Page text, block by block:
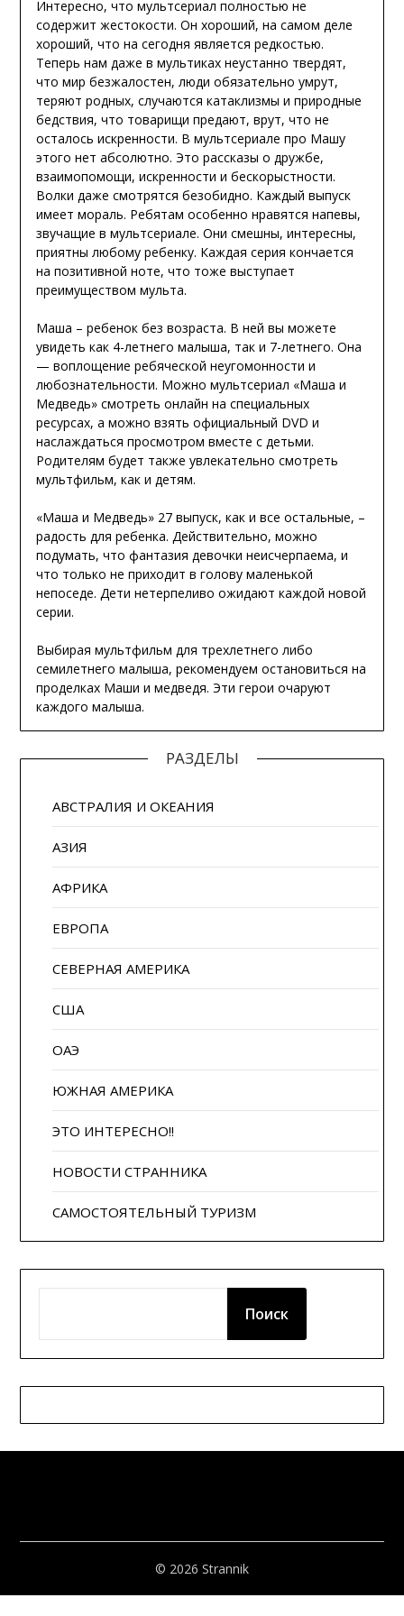
Интересно, что мультсериал полностью не
содержит жестокости. Он хороший, на самом деле
хороший, что на сегодня является редкостью.
Теперь нам даже в мультиках неустанно твердят,
что мир безжалостен, люди обязательно умрут,
теряют родных, случаются катаклизмы и природные
бедствия, что товарищи предают, врут, что не
осталось искренности. В мультсериале про Машу
этого нет абсолютно. Это рассказы о дружбе,
взаимопомощи, искренности и бескорыстности.
Волки даже смотрятся безобидно. Каждый выпуск
имеет мораль. Ребятам особенно нравятся напевы,
звучащие в мультсериале. Они смешны, интересны,
приятны любому ребенку. Каждая серия кончается
на позитивной ноте, что тоже выступает
преимуществом мульта.
Маша – ребенок без возраста. В ней вы можете
увидеть как 4-летнего малыша, так и 7-летнего. Она
— воплощение ребяческой неугомонности и
любознательности. Можно мультсериал «Маша и
Медведь» смотреть онлайн на специальных
ресурсах, а можно взять официальный DVD и
наслаждаться просмотром вместе с детьми.
Родителям будет также увлекательно смотреть
мультфильм, как и детям.
«Маша и Медведь» 27 выпуск, как и все остальные, –
радость для ребенка. Действительно, можно
подумать, что фантазия девочки неисчерпаема, и
что только не приходит в голову маленькой
непоседе. Дети нетерпеливо ожидают каждой новой
серии.
Выбирая мультфильм для трехлетнего либо
семилетнего малыша, рекомендуем остановиться на
проделках Маши и медведя. Эти герои очаруют
каждого малыша.
РАЗДЕЛЫ
АВСТРАЛИЯ И ОКЕАНИЯ
АЗИЯ
АФРИКА
ЕВРОПА
СЕВЕРНАЯ АМЕРИКА
США
ОАЭ
ЮЖНАЯ АМЕРИКА
ЭТО ИНТЕРЕСНО!!
НОВОСТИ СТРАННИКА
САМОСТОЯТЕЛЬНЫЙ ТУРИЗМ
Поиск
© 2026 Strannik